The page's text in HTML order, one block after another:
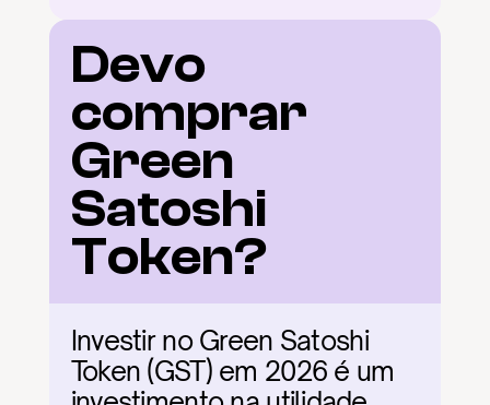
Devo
comprar
Green
Satoshi
Token?
Investir no Green Satoshi
Token (GST) em 2026 é um